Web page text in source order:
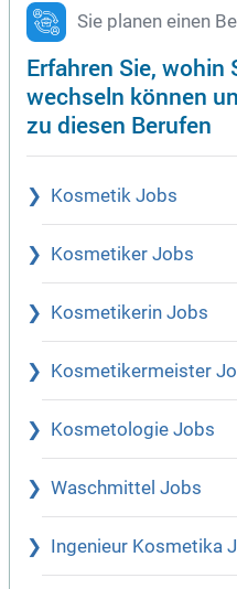
Sie planen einen
Erfahren Sie, wohin
wechseln können
zu diesen Berufen
Kosmetik Jobs
Kosmetiker Jobs
Kosmetikerin Jobs
Kosmetikermeister
Kosmetologie Jobs
Waschmittel Jobs
Ingenieur Kosmetika